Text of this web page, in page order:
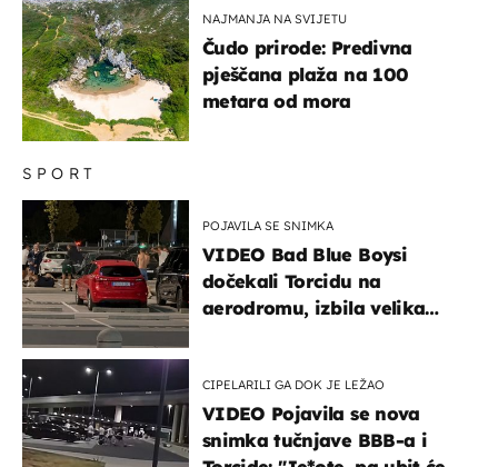
SPORT
POJAVILA SE SNIMKA
VIDEO Bad Blue Boysi
dočekali Torcidu na
aerodromu, izbila velika
CIPELARILI GA DOK JE LEŽAO
VIDEO Pojavila se nova
snimka tučnjave BBB-a i
NAJMANJA NA SVIJETU
Čudo prirode: Predivna
pješčana plaža na 100
metara od mora